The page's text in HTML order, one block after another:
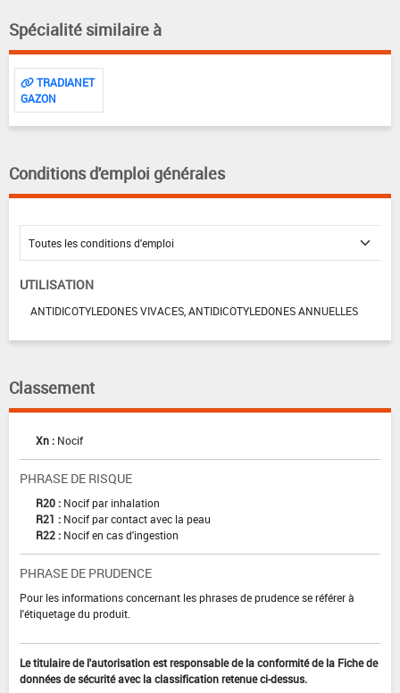
Spécialité similaire à
TRADIANET
GAZON
Conditions d'emploi générales
UTILISATION
ANTIDICOTYLEDONES VIVACES, ANTIDICOTYLEDONES ANNUELLES
Classement
Xn : Nocif
PHRASE DE RISQUE
R20 : Nocif par inhalation
R21 : Nocif par contact avec la peau
R22 : Nocif en cas d'ingestion
PHRASE DE PRUDENCE
Pour les informations concernant les phrases de prudence se référer à
l'étiquetage du produit.
Le titulaire de l'autorisation est responsable de la conformité de la Fiche de
données de sécurité avec la classification retenue ci-dessus.